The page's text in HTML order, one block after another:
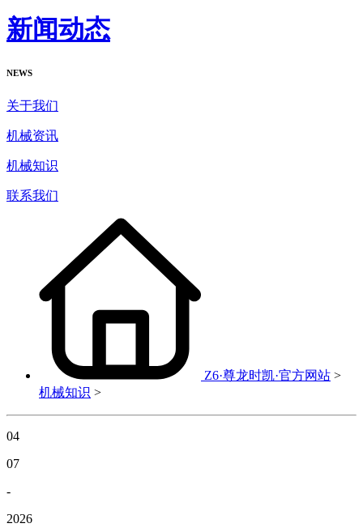
新闻动态
NEWS
关于我们
机械资讯
机械知识
联系我们
Z6·尊龙时凯·官方网站 >
机械知识 >
04
07
-
2026